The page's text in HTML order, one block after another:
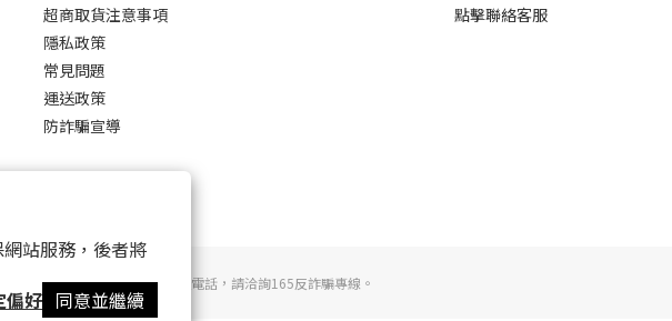
站服務，後者將
偏好 同意並繼續
超商取貨注意事項
隱私政策
常見問題
運送政策
防詐騙宣導
點擊聯絡客服
若接到可疑電話，請洽詢165反詐騙專線。